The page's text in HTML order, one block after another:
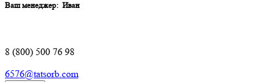
Ваш менеджер: Иван
8 (800) 500 76 98
6576@tatsorb.com